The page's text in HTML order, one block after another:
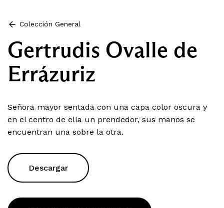
Colección General
Gertrudis Ovalle de
Errázuriz
Señora mayor sentada con una capa color oscura y
en el centro de ella un prendedor, sus manos se
encuentran una sobre la otra.
Descargar